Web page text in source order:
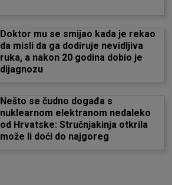
Doktor mu se smijao kada je rekao
da misli da ga dodiruje nevidljiva
ruka, a nakon 20 godina dobio je
dijagnozu
Nešto se čudno događa s
nuklearnom elektranom nedaleko
od Hrvatske: Stručnjakinja otkrila
može li doći do najgoreg